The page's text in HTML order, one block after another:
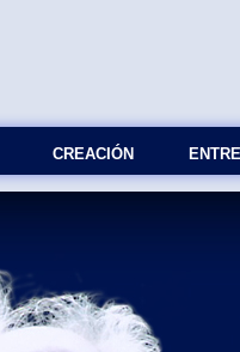
СREACIÓN